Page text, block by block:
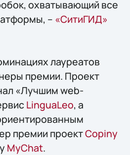
охватывающий все
– «СитиГИД»
лауреатов
премии. Проект
«Лучшим web-
LinguaLeo, а
премии проектCopiny
MyChat.